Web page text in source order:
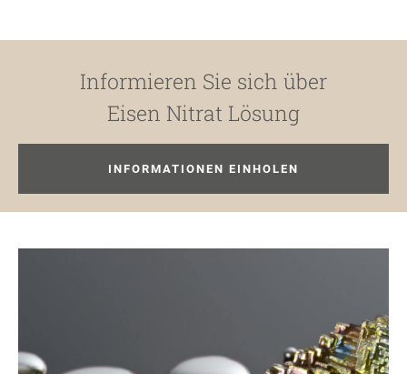
Informieren Sie sich über
Eisen Nitrat Lösung
INFORMATIONEN EINHOLEN